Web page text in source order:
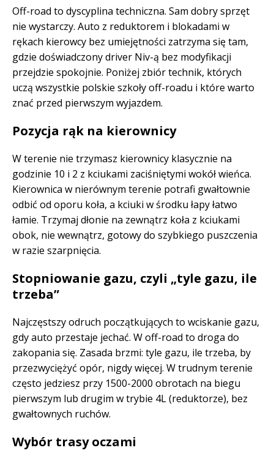
Off-road to dyscyplina techniczna. Sam dobry sprzęt
nie wystarczy. Auto z reduktorem i blokadami w
rękach kierowcy bez umiejętności zatrzyma się tam,
gdzie doświadczony driver Niv-ą bez modyfikacji
przejdzie spokojnie. Poniżej zbiór technik, których
uczą wszystkie polskie szkoły off-roadu i które warto
znać przed pierwszym wyjazdem.
Pozycja rąk na kierownicy
W terenie nie trzymasz kierownicy klasycznie na
godzinie 10 i 2 z kciukami zaciśniętymi wokół wieńca.
Kierownica w nierównym terenie potrafi gwałtownie
odbić od oporu koła, a kciuki w środku łapy łatwo
łamie. Trzymaj dłonie na zewnątrz koła z kciukami
obok, nie wewnątrz, gotowy do szybkiego puszczenia
w razie szarpnięcia.
Stopniowanie gazu, czyli „tyle gazu, ile
trzeba”
Najczęstszy odruch początkujących to wciskanie gazu,
gdy auto przestaje jechać. W off-road to droga do
zakopania się. Zasada brzmi: tyle gazu, ile trzeba, by
przezwyciężyć opór, nigdy więcej. W trudnym terenie
często jedziesz przy 1500-2000 obrotach na biegu
pierwszym lub drugim w trybie 4L (reduktorze), bez
gwałtownych ruchów.
Wybór trasy oczami